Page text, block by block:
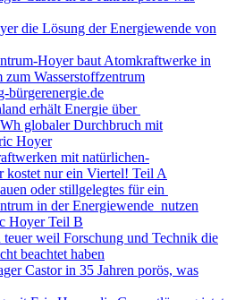
die Lösung der Energiewende von
Hoyer baut Atomkraftwerke in
zum Wasserstoffzentrum
bürgerenergie.de
erhält Energie über
globaler Durchbruch mit
Hoyer
mit natürlichen-
kostet nur ein Viertel! Teil A
oder stillgelegtes für ein
in der Energiewende nutzen
Hoyer Teil B
weil Forschung und Technik die
beachtet haben
Castor in 35 Jahren porös, was